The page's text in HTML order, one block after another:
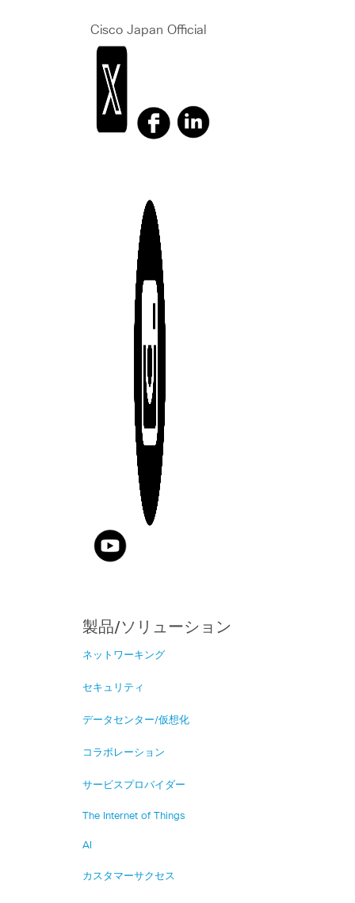
Cisco Japan Official
製品/ソリューション
ネットワーキング
セキュリティ
データセンター/仮想化
コラボレーション
サービスプロバイダー
The Internet of Things
AI
カスタマーサクセス